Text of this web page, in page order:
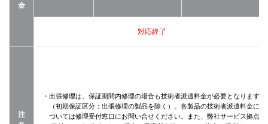
金
対応終了
注
・出張修理は、保証期間内修理の場合も技術者派遣料金が必要となります
（初期保証区分：出張修理の製品を除く）。各製品の技術者派遣料金に
ついては修理受付窓口にお問い合せください。また、弊社サービス拠点